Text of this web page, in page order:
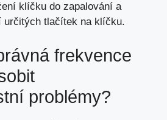
klíčku do zapalování a
určitých tlačítek na klíčku.
frekvence
problémy?